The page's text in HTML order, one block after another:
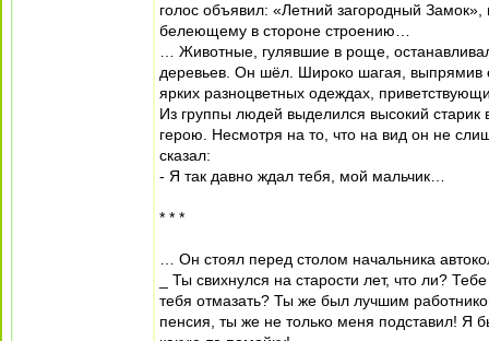
голос объявил: «Летний загородный
белеющему в стороне строению…
… Животные, гулявшие в роще,
деревьев. Он шёл. Широко шагая, выпрямив
ярких разноцветных одеждах,
Из группы людей выделился высокий
герою. Несмотря на то, что на вид он не
сказал:
- Я так давно ждал тебя, мой мальчик…
* * *
… Он стоял перед столом начальника
_ Ты свихнулся на старости лет, что ли?
тебя отмазать? Ты же был лучшим
пенсия, ты же не только меня подставил! Я